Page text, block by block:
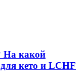
На какой
кето и LCHF